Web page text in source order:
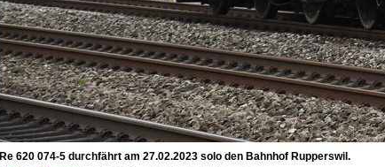
Re 620 074-5 durchfährt am 27.02.2023 solo den Bahnhof Rupperswil.